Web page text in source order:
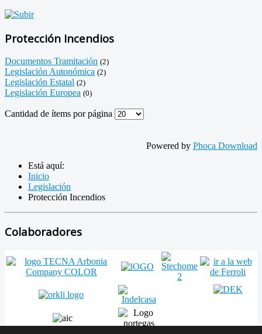
Protección Incendios
Documentos Tramitación (2)
Legislación Autonómica (2)
Legislación Estatal (2)
Legislación Europea (0)
Cantidad de ítems por página
Powered by Phoca Download
Está aquí:
Inicio
Legislación
Protección Incendios
Colaboradores